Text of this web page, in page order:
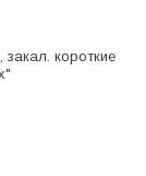
короткие